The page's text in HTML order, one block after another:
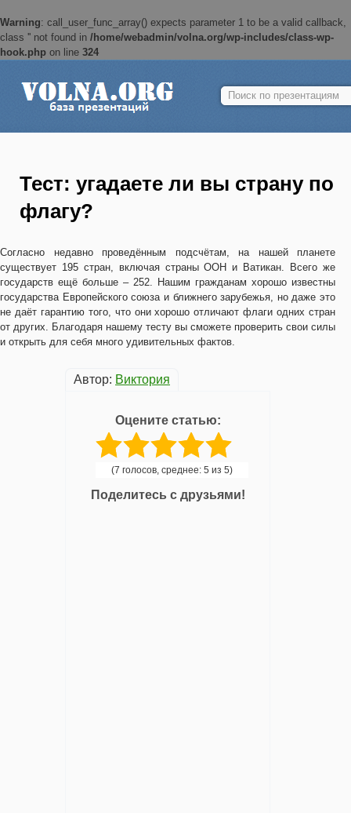
Warning: call_user_func_array() expects parameter 1 to be a valid callback,
class '' not found in /home/webadmin/volna.org/wp-includes/class-wp-
hook.php on line 324
Найти:
Тест: угадаете ли вы страну по
флагу?
Согласно недавно проведённым подсчётам, на нашей планете
существует 195 стран, включая страны ООН и Ватикан. Всего же
государств ещё больше – 252. Нашим гражданам хорошо известны
государства Европейского союза и ближнего зарубежья, но даже это
не даёт гарантию того, что они хорошо отличают флаги одних стран
от других. Благодаря нашему тесту вы сможете проверить свои силы
и открыть для себя много удивительных фактов.
Автор: Виктория
Оцените статью:
(7 голосов, среднее: 5 из 5)
Поделитесь с друзьями!